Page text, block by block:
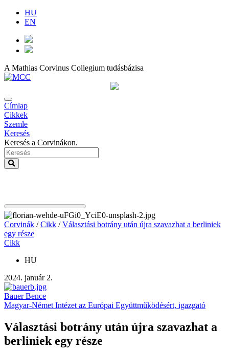
HU
EN
A Mathias Corvinus Collegium tudásbázisa
Címlap
Cikkek
Szemle
Keresés
Keresés a Corvinákon.
Corvinák /Cikk /Választási botrány után újra szavazhat a berliniek
egy része
Cikk
HU
2024. január 2.
Bauer Bence
Magyar-Német Intézet az Európai Együttműködésért, igazgató
Választási botrány után újra szavazhat a
berliniek egy része